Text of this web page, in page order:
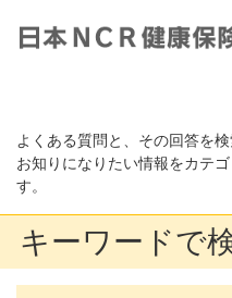
よくある質問と、その回答を検
お知りになりたい情報をカテ
す。
キーワードで